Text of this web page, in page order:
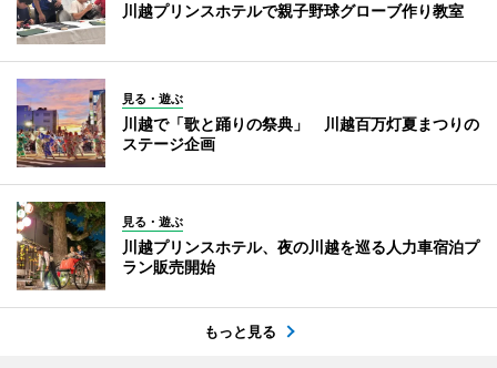
川越プリンスホテルで親子野球グローブ作り教室
見る・遊ぶ
川越で「歌と踊りの祭典」 川越百万灯夏まつりの
ステージ企画
見る・遊ぶ
川越プリンスホテル、夜の川越を巡る人力車宿泊プ
ラン販売開始
もっと見る